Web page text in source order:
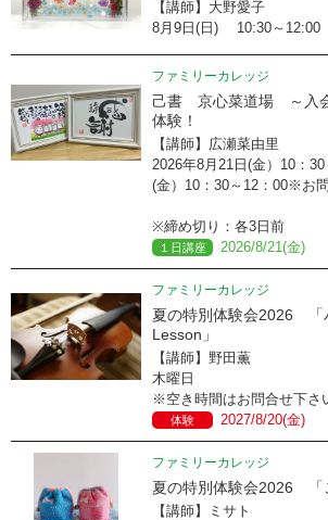
【講師】大野愛子
8月9日(日) 10:30～12:00
ファミリーカレッジ
己書 京心菜道場 ～入
体験！
【講師】広瀬菜由里
2026年8月21日(金）10：
(金）10：30～12：00※お
※締め切り：各3日前
１日講座 2026/8/21(金)
ファミリーカレッジ
夏の特別体験会2026 「
Lesson」
【講師】野田薫
木曜日
※空き時間はお問合せ下さ
体験 2027/8/20(金)
ファミリーカレッジ
夏の特別体験会2026 「
【講師】ミサト